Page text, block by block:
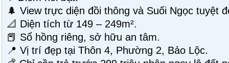
🌲 View trực diện đồi thông và Suối Ngọc tuyệt
📐 Diện tích từ 149 – 249m².
📕 Sổ hồng riêng, sở hữu an tâm.
📍 Vị trí đẹp tại Thôn 4, Phường 2, Bảo Lộc.